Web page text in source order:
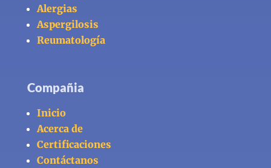
Alergias
Aspergilosis
Reumatología
Compañia
Inicio
Acerca de
Certificaciones
Contáctanos